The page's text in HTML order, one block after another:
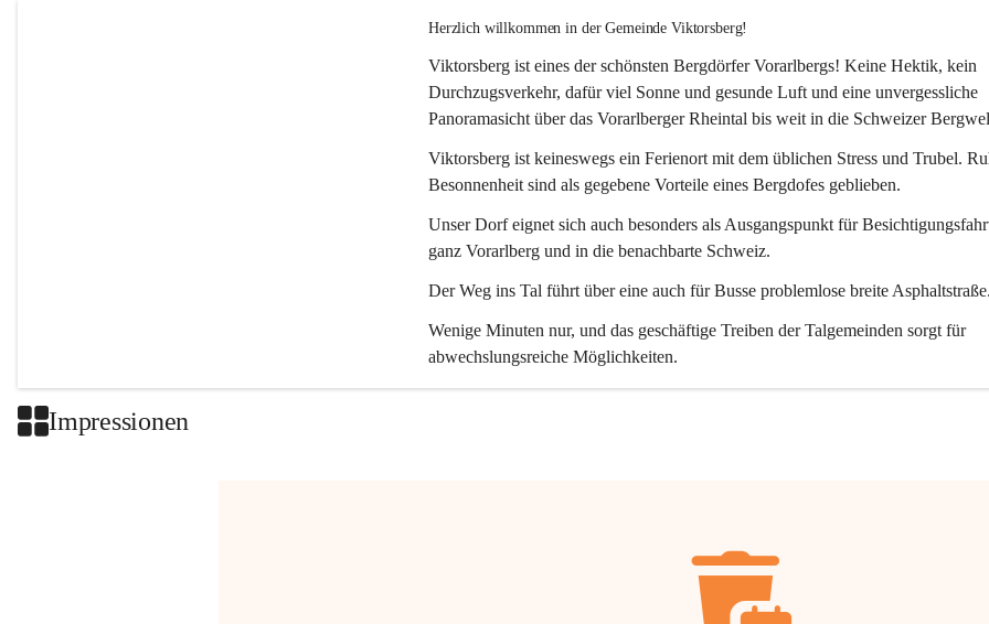
Herzlich willkommen in der Gemeinde Viktorsberg!
Viktorsberg ist eines der schönsten Bergdörfer Vorarlbergs! Keine Hektik, kein
Durchzugsverkehr, dafür viel Sonne und gesunde Luft und eine unvergessliche
Panoramasicht über das Vorarlberger Rheintal bis weit in die Schweizer
Viktorsberg ist keineswegs ein Ferienort mit dem üblichen Stress und Trubel.
Besonnenheit sind als gegebene Vorteile eines Bergdofes geblieben.
Unser Dorf eignet sich auch besonders als Ausgangspunkt für
ganz Vorarlberg und in die benachbarte Schweiz.
Der Weg ins Tal führt über eine auch für Busse problemlose breite
Wenige Minuten nur, und das geschäftige Treiben der Talgemeinden sorgt für
abwechslungsreiche Möglichkeiten.
Impressionen